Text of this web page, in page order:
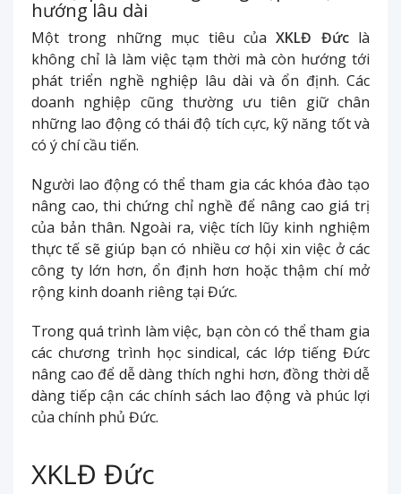
hướng lâu dài
Một trong những mục tiêu củaXKLĐ Đứclà
không chỉ là làm việc tạm thời mà còn hướng tới
phát triển nghề nghiệp lâu dài và ổn định. Các
doanh nghiệp cũng thường ưu tiên giữ chân
những lao động có thái độ tích cực, kỹ năng tốt và
có ý chí cầu tiến.
Người lao động có thể tham gia các khóa đào tạo
nâng cao, thi chứng chỉ nghề để nâng cao giá trị
của bản thân. Ngoài ra, việc tích lũy kinh nghiệm
thực tế sẽ giúp bạn có nhiều cơ hội xin việc ở các
công ty lớn hơn, ổn định hơn hoặc thậm chí mở
rộng kinh doanh riêng tại Đức.
Trong quá trình làm việc, bạn còn có thể tham gia
các chương trình học sindical, các lớp tiếng Đức
nâng cao để dễ dàng thích nghi hơn, đồng thời dễ
dàng tiếp cận các chính sách lao động và phúc lợi
của chính phủ Đức.
XKLĐ Đức